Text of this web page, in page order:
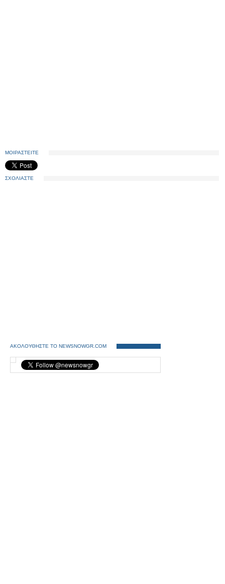
ΜΟΙΡΑΣΤΕΙΤΕ
ΣΧΟΛΙΑΣΤΕ
ΑΚΟΛΟΥΘΗΣΤΕ ΤΟ NEWSNOWGR.COM